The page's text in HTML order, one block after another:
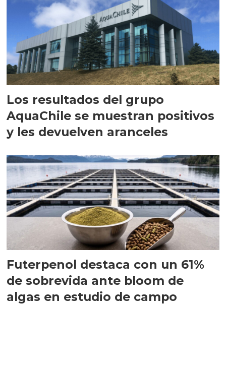
Los resultados del grupo
AquaChile se muestran positivos
y les devuelven aranceles
Futerpenol destaca con un 61%
de sobrevida ante bloom de
algas en estudio de campo